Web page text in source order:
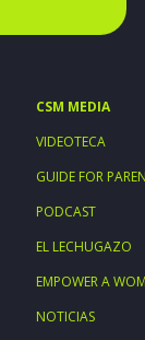
CSM MEDIA
VIDEOTECA
GUIDE FOR
PODCAST
EL LECHUGAZO
EMPOWER A
NOTICIAS